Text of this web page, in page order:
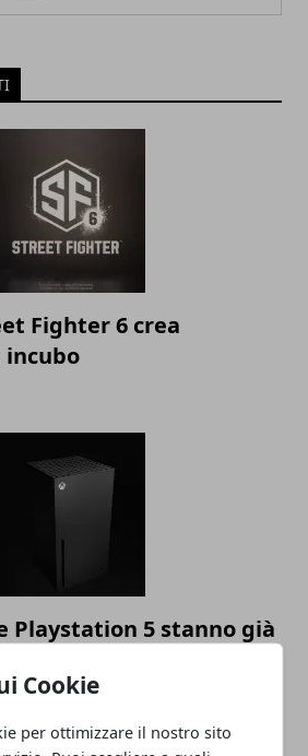
Cookie
per ottimizzare il nostro sito
Fighter 6 crea
incubo
Playstation 5 stanno già